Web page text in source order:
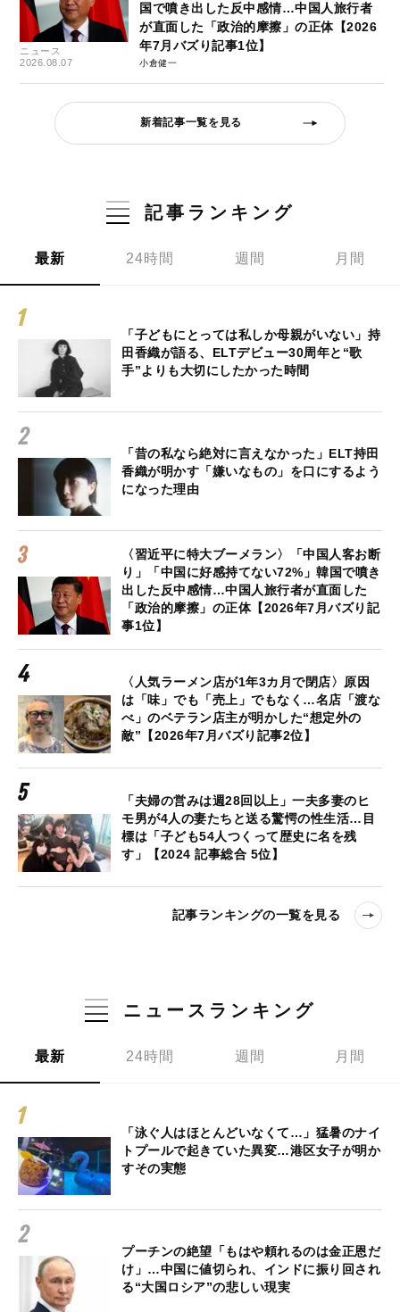
ニュース
2026.08.07
国で噴き出した反中感情…中国人旅行者
が直面した「政治的摩擦」の正体【2026
年7月バズり記事1位】
小倉健一
新着記事一覧を見る
記事ランキング
最新 24時間 週間 月間
「子どもにとっては私しか母親がいない」持
田香織が語る、ELTデビュー30周年と“歌
手”よりも大切にしたかった時間
「昔の私なら絶対に言えなかった」ELT持田
香織が明かす「嫌いなもの」を口にするよう
になった理由
〈習近平に特大ブーメラン〉「中国人客お断
り」「中国に好感持てない72%」韓国で噴き
出した反中感情…中国人旅行者が直面した
「政治的摩擦」の正体【2026年7月バズり記
事1位】
〈人気ラーメン店が1年3カ月で閉店〉原因
は「味」でも「売上」でもなく…名店「渡な
べ」のベテラン店主が明かした“想定外の
敵”【2026年7月バズり記事2位】
「夫婦の営みは週28回以上」一夫多妻のヒ
モ男が4人の妻たちと送る驚愕の性生活…目
標は「子ども54人つくって歴史に名を残
す」【2024 記事総合 5位】
記事ランキングの一覧を見る
ニュースランキング
最新 24時間 週間 月間
「泳ぐ人はほとんどいなくて…」猛暑のナイ
トプールで起きていた異変…港区女子が明か
すその実態
プーチンの絶望「もはや頼れるのは金正恩だ
け」…中国に値切られ、インドに振り回され
る“大国ロシア”の悲しい現実